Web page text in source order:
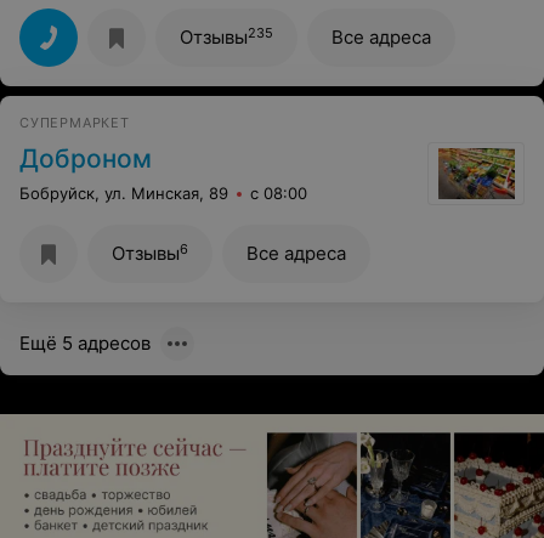
смешно...Капуста и курица, очень обидно. Придумайте
другое название.
Отзывы235 Все адреса
СУПЕРМАРКЕТ
Доброном
Бобруйск, ул. Минская, 89 с 08:00
Отзывы6 Все адреса
Ещё 5 адресов